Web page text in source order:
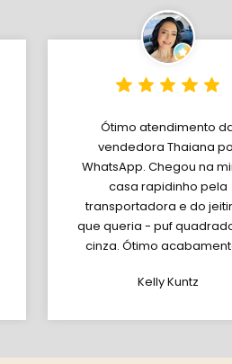
Ótimo atendimento
vendedora Thaiana
WhatsApp. Chegou na
casa rapidinho pela
transportadora e do
que queria - puf
cinza. Ótimo
recomendo.
Kelly Kuntz